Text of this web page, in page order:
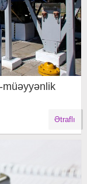
müəyyənlik
Ətraflı